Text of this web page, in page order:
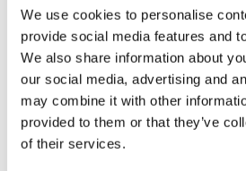
We use cookies to personalise
provide social media features and
We also share information about
our social media, advertising and
may combine it with other
provided to them or that they’ve
of their services.
事業所一
本社や全国の事業所の所在